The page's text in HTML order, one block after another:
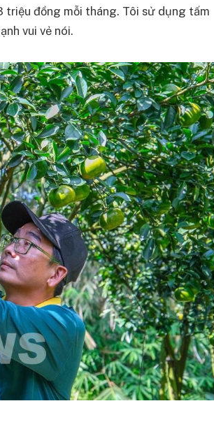
đồng mỗi tháng. Tôi sử dụng tấm
vui vẻ nói.